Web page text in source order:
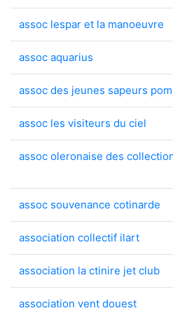
assoc lespar et la manoeuvre
assoc aquarius
assoc des jeunes sapeurs
assoc les visiteurs du ciel
assoc oleronaise des
assoc souvenance cotinarde
association collectif ilart
association la ctinire jet club
association vent douest